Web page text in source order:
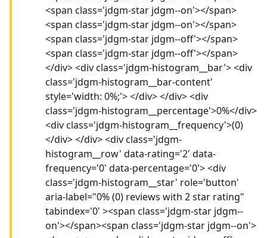
<span class='jdgm-star jdgm--on'></span>
<span class='jdgm-star jdgm--on'></span>
<span class='jdgm-star jdgm--off'></span>
<span class='jdgm-star jdgm--off'></span>
</div> <div class='jdgm-histogram__bar'> <div
class='jdgm-histogram__bar-content'
style='width: 0%;'> </div> </div> <div
class='jdgm-histogram__percentage'>0%</div>
<div class='jdgm-histogram__frequency'>(0)
</div> </div> <div class='jdgm-
histogram__row' data-rating='2' data-
frequency='0' data-percentage='0'> <div
class='jdgm-histogram__star' role='button'
aria-label="0% (0) reviews with 2 star rating"
tabindex='0' ><span class='jdgm-star jdgm--
on'></span><span class='jdgm-star jdgm--on'>